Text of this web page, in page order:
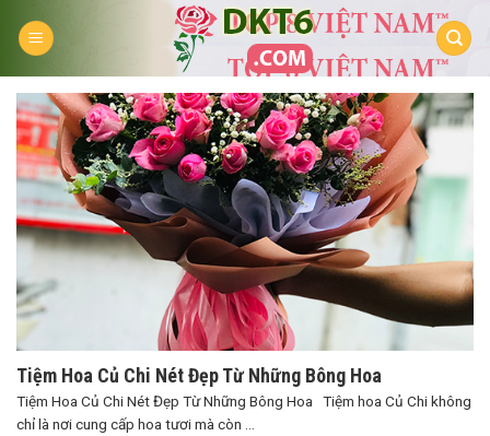
Tiệm Hoa Củ Chi Nét Đẹp Từ Những Bông Hoa
Tiệm Hoa Củ Chi Nét Đẹp Từ Những Bông Hoa Tiệm hoa Củ Chi không
chỉ là nơi cung cấp hoa tươi mà còn ...